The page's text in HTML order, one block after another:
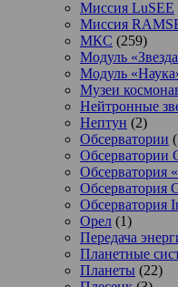
Миссия LuSEE
Миссия
МКС (259)
Модуль
Модуль
Музеи
Нейтронные
Нептун (2)
Обсерватории
Обсерватории
Обсерватория
Обсерватория
Обсерватория
Орел (1)
Передача
Планетные
Планеты (22)